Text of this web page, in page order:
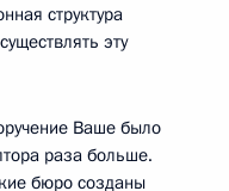
структура
эту
Ваше было
раза больше.
бюро созданы